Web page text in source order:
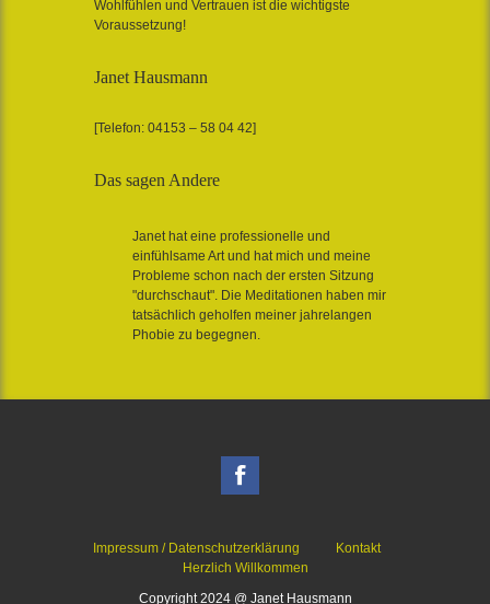
Wohlfühlen und Vertrauen ist die wichtigste
Voraussetzung!
Janet Hausmann
[Telefon: 04153 – 58 04 42]
Das sagen Andere
Janet hat eine professionelle und
einfühlsame Art und hat mich und meine
Probleme schon nach der ersten Sitzung
"durchschaut". Die Meditationen haben mir
tatsächlich geholfen meiner jahrelangen
Phobie zu begegnen.
Impressum / Datenschutzerklärung
Kontakt
Herzlich Willkommen
Copyright 2024 @ Janet Hausmann